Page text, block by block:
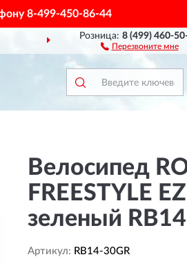
8-499-450-86-44
РОССИИ
Розница:8 (499) 460-
Перезвоните мне
Велосипед
FREESTYLE
зеленый
Артикул: RB14-30GR